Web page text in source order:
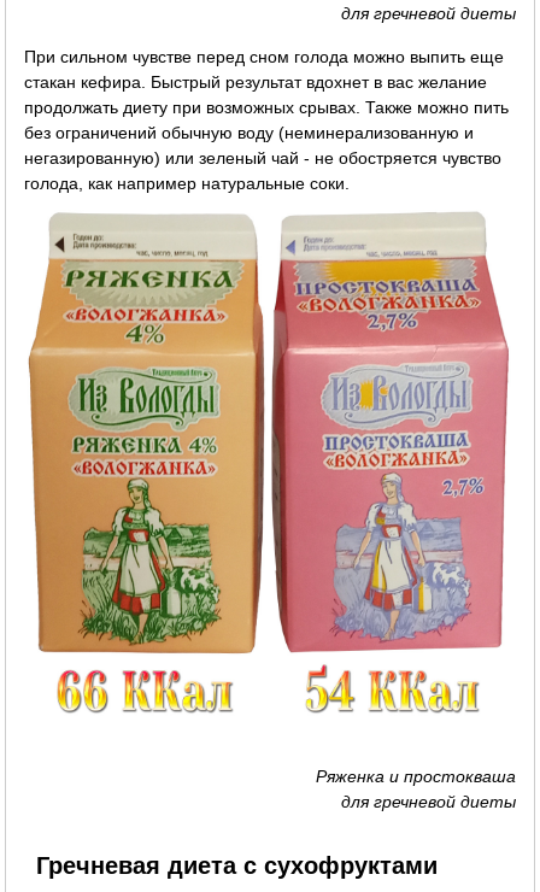
для гречневой диеты
При сильном чувстве перед сном голода можно выпить еще
стакан кефира. Быстрый результат вдохнет в вас желание
продолжать диету при возможных срывах. Также можно пить
без ограничений обычную воду (неминерализованную и
негазированную) или зеленый чай - не обостряется чувство
голода, как например натуральные соки.
Ряженка и простокваша
для гречневой диеты
Гречневая диета с сухофруктами